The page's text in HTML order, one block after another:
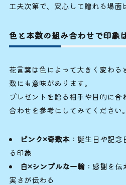
工夫次第で、安心して贈れる場面
色と本数の組み合わせで印象
花言葉は色によって大きく変わる
数にも意味があります。
プレゼントを贈る相手や目的に合
合わせを参考にしてみてください。
ピンク×奇数本：誕生日や記念
る印象
白×シンプルな一輪：感謝を伝
実さが伝わる